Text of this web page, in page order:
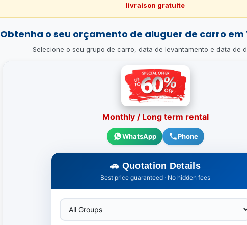
livraison gratuite
Obtenha o seu orçamento de aluguer de carro em
Selecione o seu grupo de carro, data de levantamento e data de